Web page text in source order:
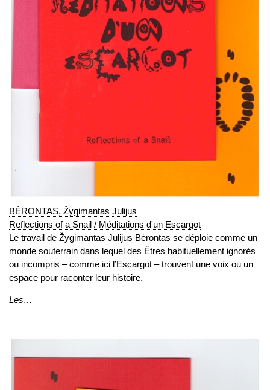
BĖRONTAS, Žygimantas Julijus
Reflections of a Snail / Méditations d'un Escargot
Le travail de Žygimantas Julijus Bėrontas se déploie comme un
monde souterrain dans lequel des Êtres habituellement ignorés
ou incompris – comme ici l’Escargot – trouvent une voix ou un
espace pour raconter leur histoire.
Les…